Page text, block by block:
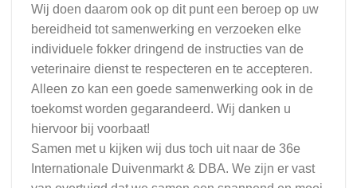
Wij doen daarom ook op dit punt een beroep op uw
bereidheid tot samenwerking en verzoeken elke
individuele fokker dringend de instructies van de
veterinaire dienst te respecteren en te accepteren.
Alleen zo kan een goede samenwerking ook in de
toekomst worden gegarandeerd. Wij danken u
hiervoor bij voorbaat!
Samen met u kijken wij dus toch uit naar de 36e
Internationale Duivenmarkt & DBA. We zijn er vast